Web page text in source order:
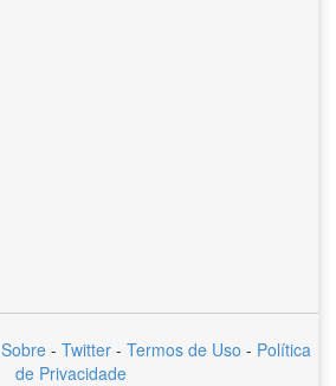
Sobre - Twitter - Termos de Uso - Política
de Privacidade